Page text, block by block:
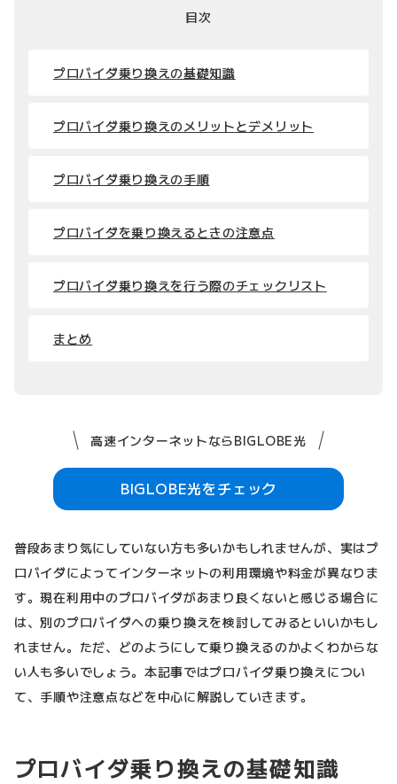
目次
プロバイダ乗り換えの基礎知識
プロバイダ乗り換えのメリットとデメリット
プロバイダ乗り換えの手順
プロバイダを乗り換えるときの注意点
プロバイダ乗り換えを行う際のチェックリスト
まとめ
高速インターネットならBIGLOBE光
BIGLOBE光をチェック
普段あまり気にしていない方も多いかもしれませんが、実はプ
ロバイダによってインターネットの利用環境や料金が異なりま
す。現在利用中のプロバイダがあまり良くないと感じる場合に
は、別のプロバイダへの乗り換えを検討してみるといいかもし
れません。ただ、どのようにして乗り換えるのかよくわからな
い人も多いでしょう。本記事ではプロバイダ乗り換えについ
て、手順や注意点などを中心に解説していきます。
プロバイダ乗り換えの基礎知識